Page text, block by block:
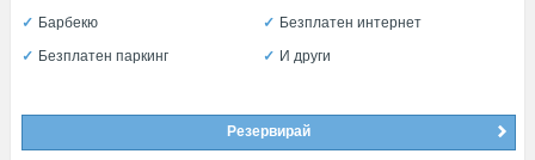
Барбекю
Безплатен интернет
Безплатен паркинг
И други
Резервирай